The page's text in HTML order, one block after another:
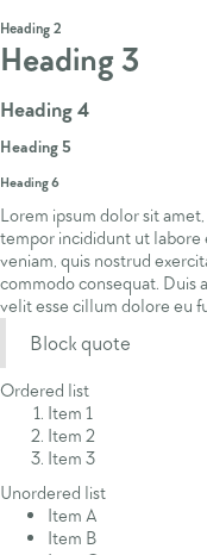
Heading 2
Heading 3
Heading 4
Heading 5
Heading 6
Lorem ipsum dolor sit
tempor incididunt ut labore
veniam, quis nostrud
commodo consequat. Duis
velit esse cillum dolore eu
Block quote
Ordered list
Item 1
Item 2
Item 3
Unordered list
Item A
Item B